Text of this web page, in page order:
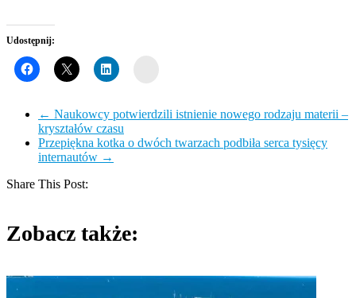
Udostępnij:
← Naukowcy potwierdzili istnienie nowego rodzaju materii –
kryształów czasu
Przepiękna kotka o dwóch twarzach podbiła serca tysięcy
internautów →
Share This Post:
Zobacz także: